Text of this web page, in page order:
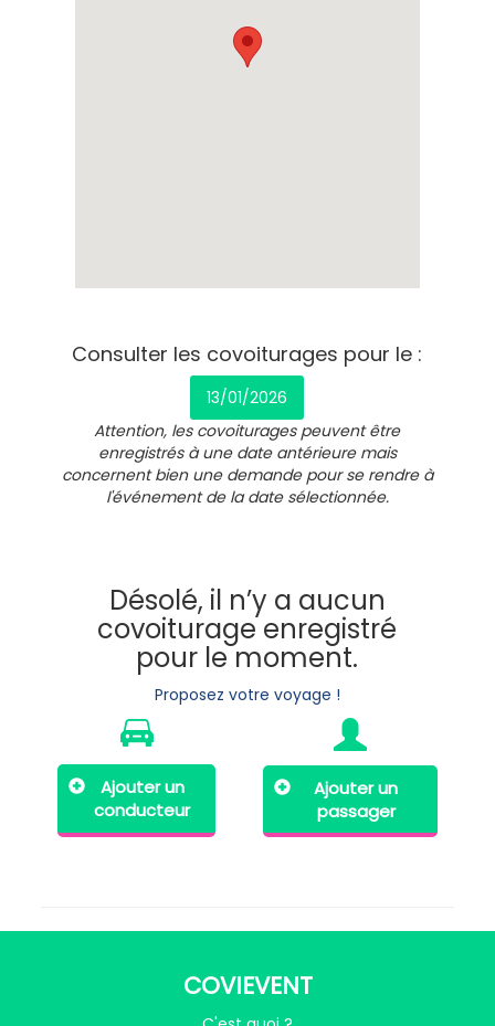
Consulter les covoiturages pour le :
13/01/2026
Attention, les covoiturages peuvent être
enregistrés à une date antérieure mais
concernent bien une demande pour se rendre à
l'événement de la date sélectionnée.
Désolé, il n’y a aucun
covoiturage enregistré
pour le moment.
Proposez votre voyage !
Ajouter un
conducteur
Ajouter un
passager
COVIEVENT